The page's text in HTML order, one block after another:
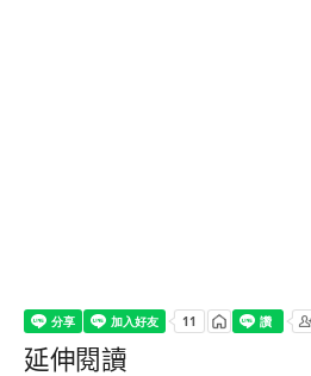
延伸閱讀